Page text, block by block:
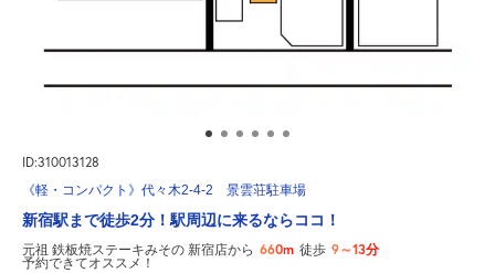
ID:310013128
《軽・コンパクト》代々木2-4-2 景雲荘駐車場
新宿駅まで徒歩2分！駅周辺に来るならココ！
元祖 鉄板焼ステーキみその 新宿店から 660m 徒歩 9～13分
予約できてオススメ！